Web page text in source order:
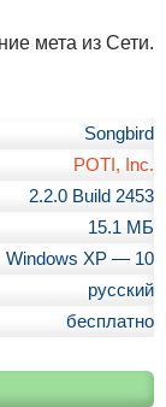
мета из Сети.
Songbird
POTI, Inc.
2.2.0 Build 2453
15.1 МБ
Windows XP — 10
русский
бесплатно